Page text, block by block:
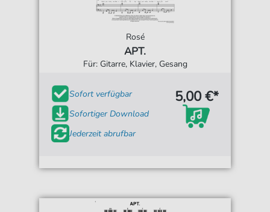
Rosé
APT.
Für: Gitarre, Klavier, Gesang
Sofort verfügbar
Sofortiger Download
Jederzeit abrufbar
5,00 €*